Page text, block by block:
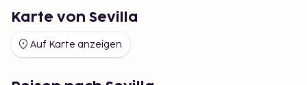
von der Mittelalterzeit bis zur Moderne. Auch La
Torre de Oro, der Goldturm am Fluss, darf nicht
verpasst werden.
Von Flamenco Fashion bis JJJJJ
Karte von Sevilla
Auf Karte anzeigen